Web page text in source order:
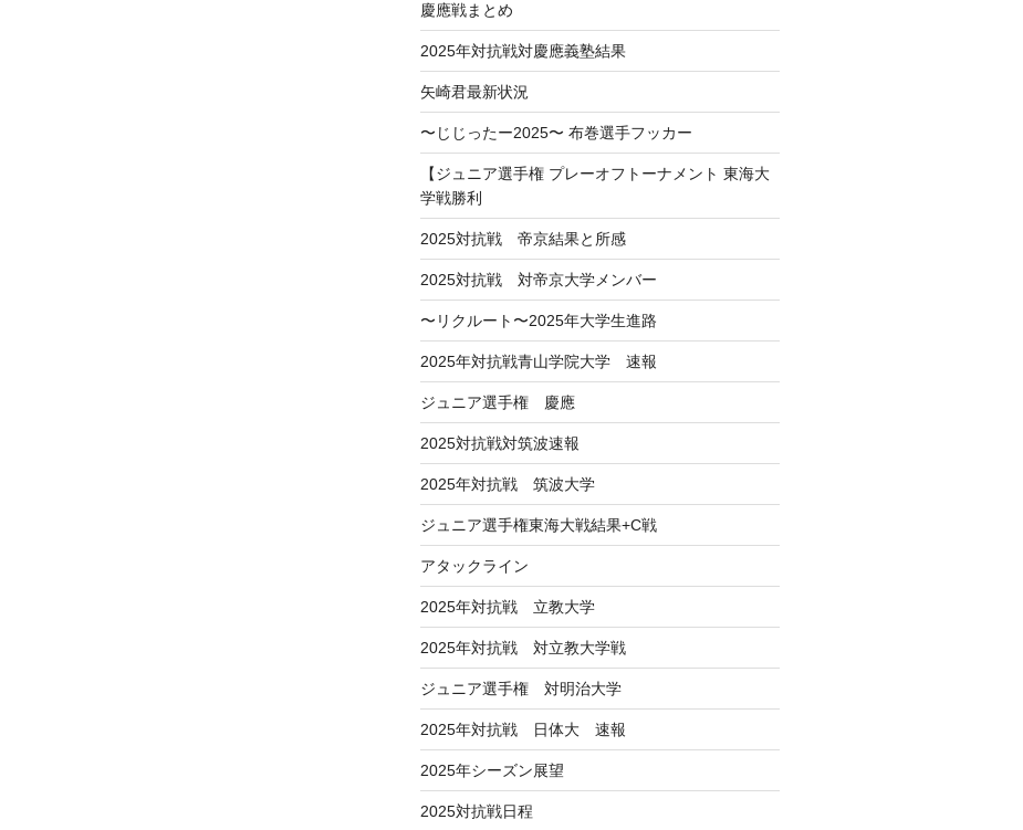
慶應戦まとめ
2025年対抗戦対慶應義塾結果
矢崎君最新状況
〜じじったー2025〜 布巻選手フッカー
【ジュニア選手権 プレーオフトーナメント 東海大
学戦勝利
2025対抗戦 帝京結果と所感
2025対抗戦 対帝京大学メンバー
〜リクルート〜2025年大学生進路
2025年対抗戦青山学院大学 速報
ジュニア選手権 慶應
2025対抗戦対筑波速報
2025年対抗戦 筑波大学
ジュニア選手権東海大戦結果+C戦
アタックライン
2025年対抗戦 立教大学
2025年対抗戦 対立教大学戦
ジュニア選手権 対明治大学
2025年対抗戦 日体大 速報
2025年シーズン展望
2025対抗戦日程